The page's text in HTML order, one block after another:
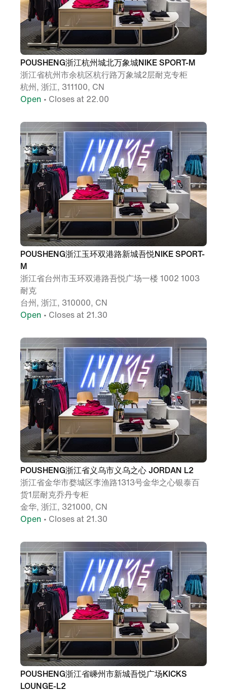
POUSHENG浙江杭州城北万象城NIKE SPORT-M
浙江省杭州市余杭区杭行路万象城2层耐克专柜
杭州, 浙江, 311100, CN
Open • Closes at 22.00
POUSHENG浙江玉环双港路新城吾悦NIKE SPORT-
M
浙江省台州市玉环双港路吾悦广场一楼 1002 1003
耐克
台州, 浙江, 310000, CN
Open • Closes at 21.30
POUSHENG浙江省义乌市义乌之心 JORDAN L2
浙江省金华市婺城区李渔路1313号金华之心银泰百
货1层耐克乔丹专柜
金华, 浙江, 321000, CN
Open • Closes at 21.30
POUSHENG浙江省嵊州市新城吾悦广场KICKS
LOUNGE-L2